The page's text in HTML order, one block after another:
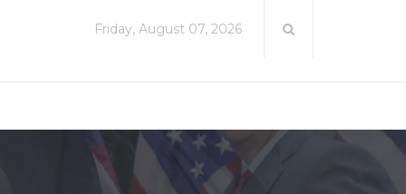
Friday, August 07, 2026